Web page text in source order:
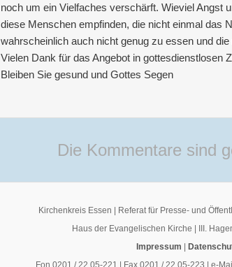
noch um ein Vielfaches verschärft. Wieviel Angst
diese Menschen empfinden, die nicht einmal das
wahrscheinlich auch nicht genug zu essen und
Vielen Dank für das Angebot in gottesdienstlosen
Bleiben Sie gesund und Gottes Segen
Die Kommentare sind
Kirchenkreis Essen | Referat für Presse- und
Haus der Evangelischen Kirche | III.
Impressum |
Fon 0201 / 22 05-221 | Fax 0201 / 22 05-223 | e-